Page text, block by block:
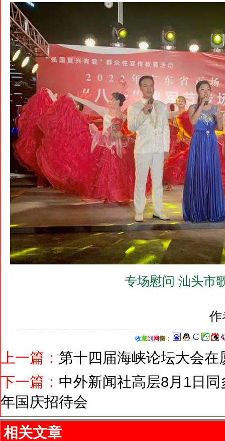
专场慰问 汕头市
收藏到 网摘：
上一篇： 第十四届海峡论坛大会在
下一篇： 中外新闻社高层8月1日
年国庆招待会
相关文章